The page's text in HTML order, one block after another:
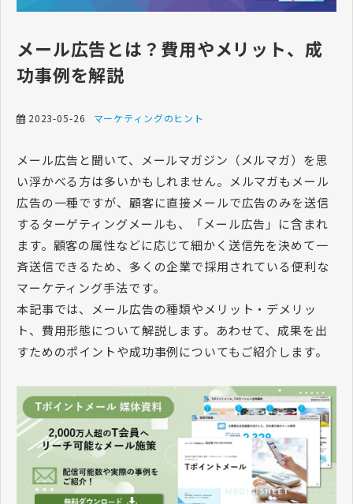
お役立ち資料
メール広告とは？費用やメリット、成
功事例を解説
2023-05-26 マーケティングのヒント
メール広告と聞いて、メールマガジン（メルマガ）を思
い浮かべる方は多いかもしれません。メルマガもメール
広告の一種ですが、顧客に直接メールで広告のみを送信
するターゲティングメールも、「メール広告」に含まれ
ます。顧客の属性などに応じて細かく送信先を決めて一
斉送信できるため、多くの企業で採用されている便利な
マーケティング手法です。
本記事では、メール広告の種類やメリット・デメリッ
ト、費用形態について解説します。あわせて、成果を出
すためのポイントや成功事例についてもご紹介します。